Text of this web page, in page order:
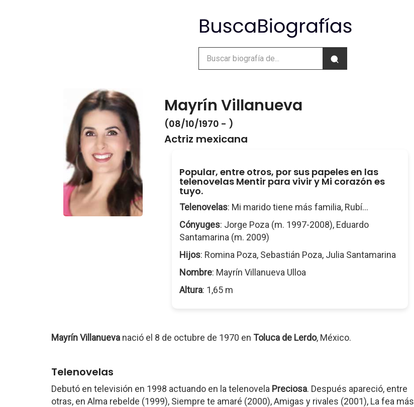
Mayrín Villanueva
(08/10/1970 - )
Actriz mexicana
Popular, entre otros, por sus papeles en las
telenovelas Mentir para vivir y Mi corazón es
tuyo.
Telenovelas: Mi marido tiene más familia, Rubí...
Cónyuges: Jorge Poza (m. 1997-2008), Eduardo
Santamarina (m. 2009)
Hijos: Romina Poza, Sebastián Poza, Julia Santamarina
Nombre: Mayrín Villanueva Ulloa
Altura: 1,65 m
Mayrín Villanueva nació el 8 de octubre de 1970 en Toluca de Lerdo, México.
Telenovelas
Debutó en televisión en 1998 actuando en la telenovela Preciosa. Después apareció, entre
otras, en Alma rebelde (1999), Siempre te amaré (2000), Amigas y rivales (2001), La fea más